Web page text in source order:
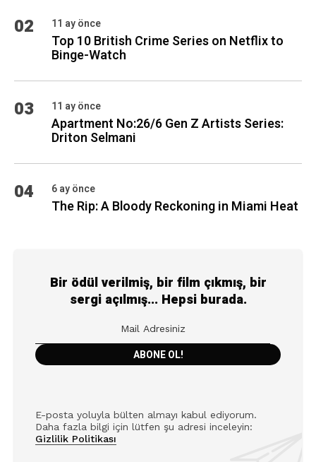
02 11 ay önce
Top 10 British Crime Series on Netflix to
Binge-Watch
03 11 ay önce
Apartment No:26/6 Gen Z Artists Series:
Driton Selmani
04 6 ay önce
The Rip: A Bloody Reckoning in Miami Heat
Bir ödül verilmiş, bir film çıkmış, bir
sergi açılmış... Hepsi burada.
E-posta yoluyla bülten almayı kabul ediyorum.
Daha fazla bilgi için lütfen şu adresi inceleyin:
Gizlilik Politikası